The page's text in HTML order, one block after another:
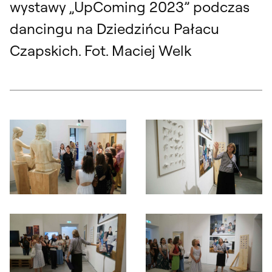
wystawy „UpComing 2023” podczas
dancingu na Dziedzińcu Pałacu
Czapskich. Fot. Maciej Welk